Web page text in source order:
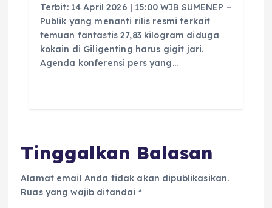
Terbit: 14 April 2026 | 15:00 WIB SUMENEP –
Publik yang menanti rilis resmi terkait
temuan fantastis 27,83 kilogram diduga
kokain di Giligenting harus gigit jari.
Agenda konferensi pers yang…
Tinggalkan Balasan
Alamat email Anda tidak akan dipublikasikan.
Ruas yang wajib ditandai *